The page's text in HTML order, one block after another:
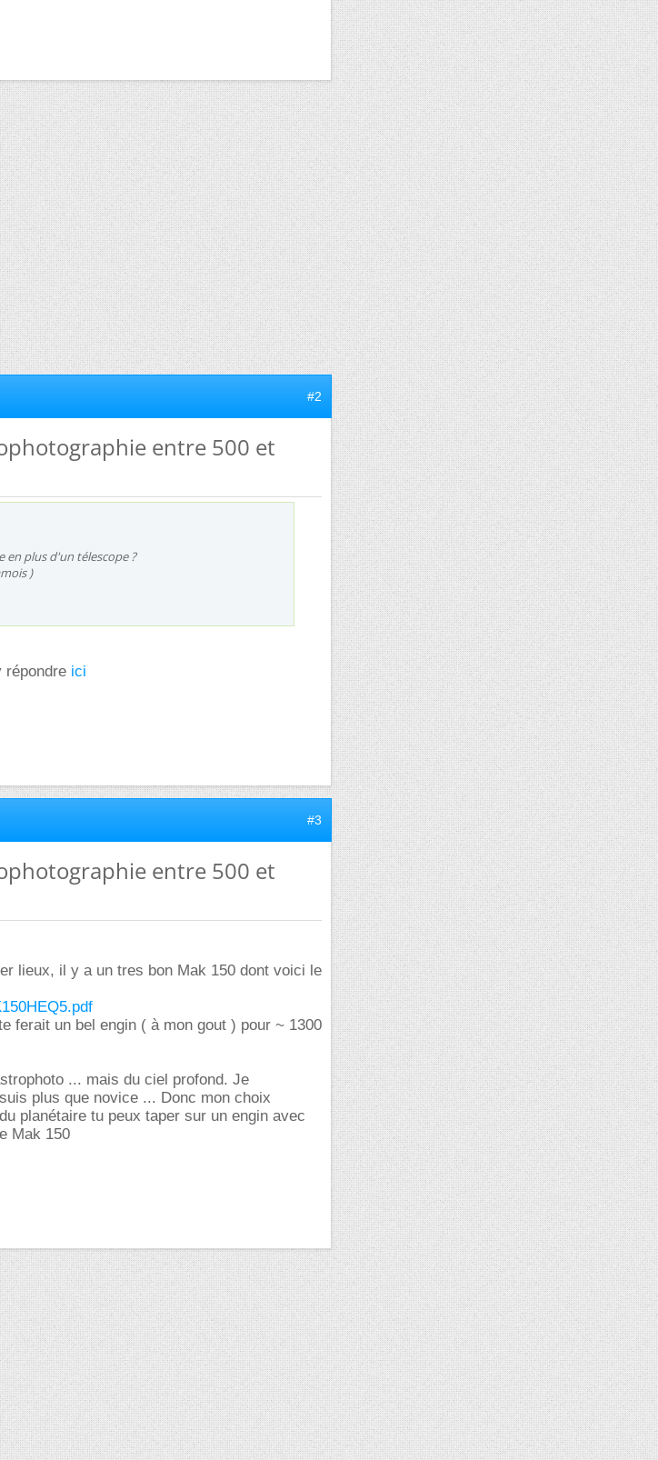
#2
entre 500 et
en plus d'un télescope ?
)
répondre ici
#3
entre 500 et
lieux, il y a un tres bon Mak 150 dont voici le
ferait un bel engin ( à mon gout ) pour ~ 1300
... mais du ciel profond. Je
plus que novice ... Donc mon choix
planétaire tu peux taper sur un engin avec
Mak 150